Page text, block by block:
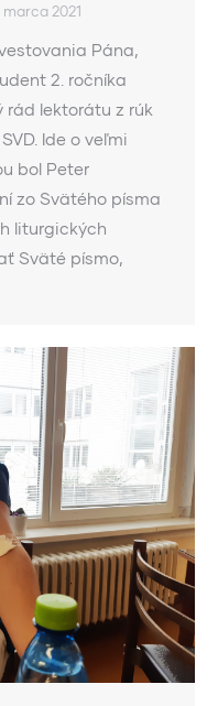
marca 2021
Pána,
2. ročníka
rád lektorátu z rúk
Ide o veľmi
bol Peter
zo Svätého písma
liturgických
Sväté písmo,